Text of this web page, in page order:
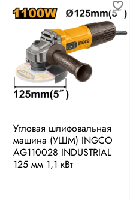
Угловая шлифовальная
машина (УШМ) INGCO
AG110028 INDUSTRIAL
125 мм 1,1 кВт